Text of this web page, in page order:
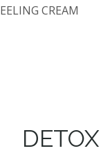
CREAM